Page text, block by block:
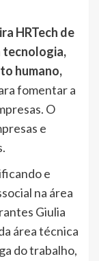
HRTech de
tecnologia,
humano,
fomentar a
O
e
e
na área
Giulia
área técnica
do trabalho,